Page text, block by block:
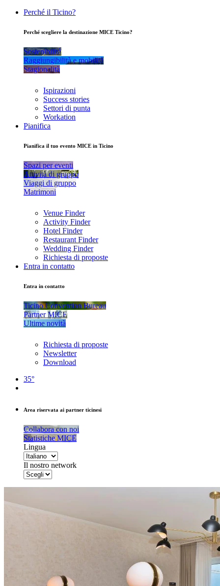
Perché il Ticino?
Perché scegliere la destinazione MICE Ticino?
Sostenibilità
Raggiungibilità e mobilità
Stagionalità
Ispirazioni
Success stories
Settori di punta
Workation
Pianifica
Pianifica il tuo evento MICE in Ticino
Spazi per eventi
Attività di gruppo
Viaggi di gruppo
Matrimoni
Venue Finder
Activity Finder
Hotel Finder
Restaurant Finder
Wedding Finder
Richiesta di proposte
Entra in contatto
Entra in contatto
Ticino Convention Bureau
Partner MICE
Ultime novità
Richiesta di proposte
Newsletter
Download
35°
Area riservata ai partner ticinesi
Collabora con noi
Statistiche MICE
Lingua
Il nostro network